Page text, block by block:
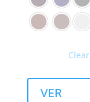
Clear
VER